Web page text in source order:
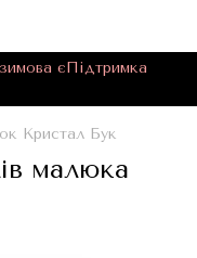
єПідтримка
Кристал Бук
малюка